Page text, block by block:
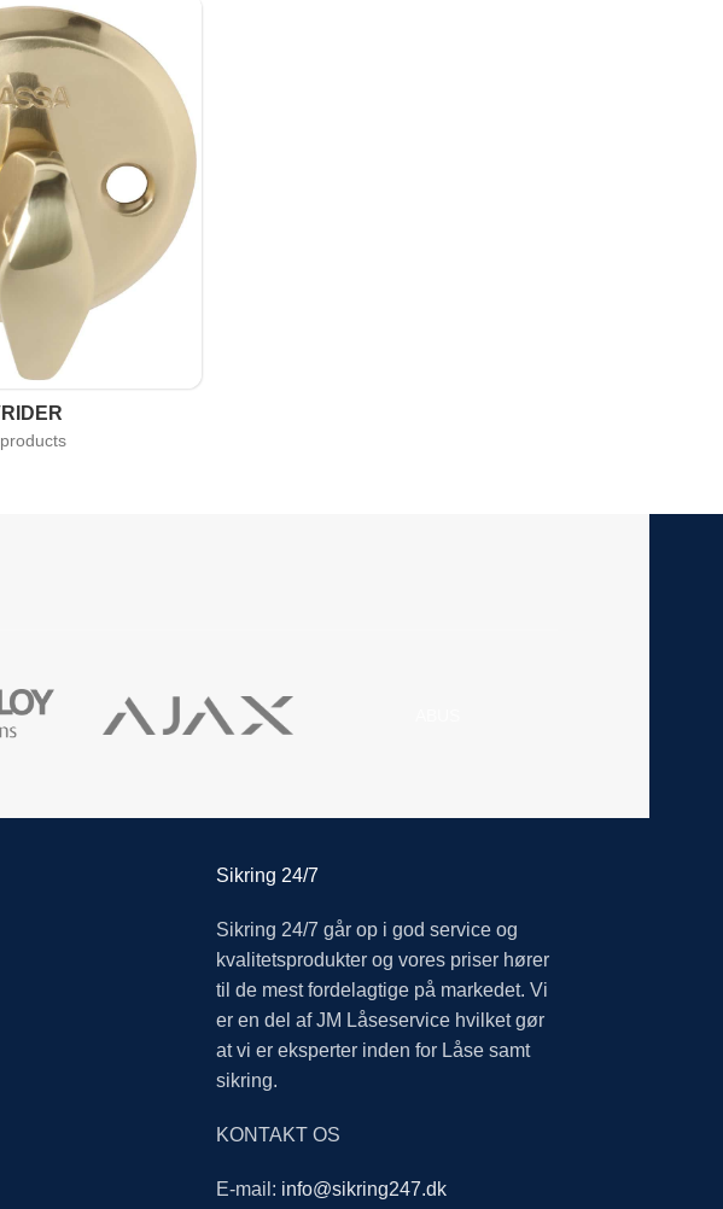
Sikring 24/7
Sikring 24/7 går op i god service og
kvalitetsprodukter og vores priser hører
til de mest fordelagtige på markedet. Vi
er en del af JM Låseservice hvilket gør
at vi er eksperter inden for Låse samt
sikring.
KONTAKT OS
E-mail: info@sikring247.dk